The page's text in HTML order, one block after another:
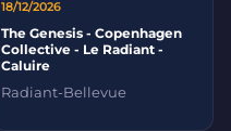
18/12/2026
The Genesis - Copenhagen
Collective - Le Radiant -
Caluire
Radiant-Bellevue